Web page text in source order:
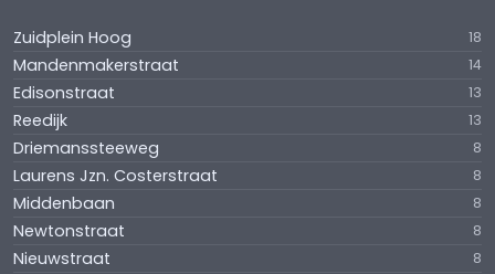
Zuidplein Hoog 18
Mandenmakerstraat 14
Edisonstraat 13
Reedijk 13
Driemanssteeweg 8
Laurens Jzn. Costerstraat 8
Middenbaan 8
Newtonstraat 8
Nieuwstraat 8